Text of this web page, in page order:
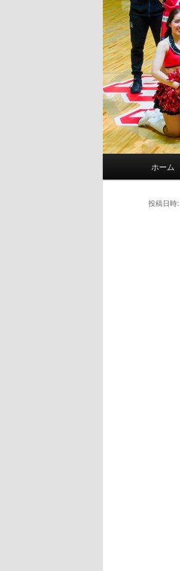
ホーム
投稿日時: